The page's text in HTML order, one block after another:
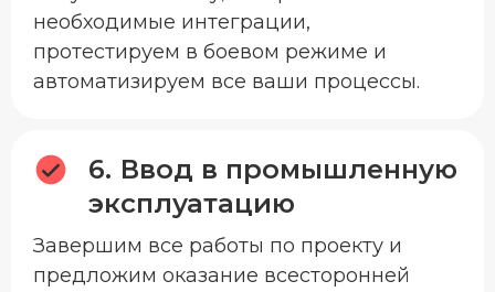
необходимые интеграции,
протестируем в боевом режиме и
автоматизируем все ваши процессы.
Ввод в промышленную
эксплуатацию
Завершим все работы по проекту и
предложим оказание всесторонней